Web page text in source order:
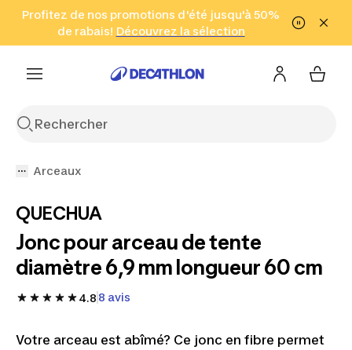
Aller à la recherche Aller au contenu Aller au pied de
Profitez de nos promotions d'été jusqu'à 50%
de rabais! Découvrez la sélection
Cliquez ici
en seulement 2 h!
(Zones sélectionnées)
Arceaux
QUECHUA
Jonc pour arceau de tente
diamètre 6,9 mm longueur 60 cm
4.8 8 avis
Votre arceau est abîmé? Ce jonc en fibre permet